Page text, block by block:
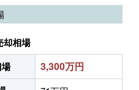
却相場
3,300万円